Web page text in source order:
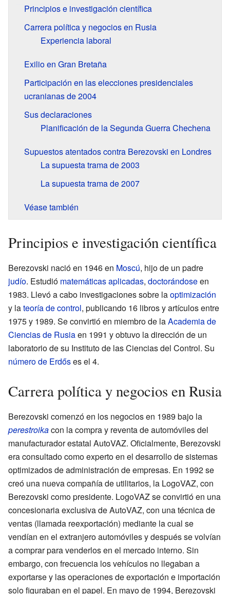
Principios e investigación científica
Carrera política y negocios en Rusia
Experiencia laboral
Exilio en Gran Bretaña
Participación en las elecciones presidenciales
ucranianas de 2004
Sus declaraciones
Planificación de la Segunda Guerra Chechena
Supuestos atentados contra Berezovski en Londres
La supuesta trama de 2003
La supuesta trama de 2007
Véase también
Principios e investigación científica
Berezovski nació en 1946 en Moscú, hijo de un padre
judío. Estudió matemáticas aplicadas, doctorándoseen
1983. Llevó a cabo investigaciones sobre laoptimización
y lateoría de control, publicando 16 libros y artículos entre
1975 y 1989. Se convirtió en miembro de laAcademia de
Ciencias de Rusiaen 1991 y obtuvo la dirección de un
laboratorio de su Instituto de las Ciencias del Control. Su
número de Erdőses el 4.
Carrera política y negocios en Rusia
Berezovski comenzó en los negocios en 1989 bajo la
perestroikacon la compra y reventa de automóviles del
manufacturador estatal AutoVAZ. Oficialmente, Berezovski
era consultado como experto en el desarrollo de sistemas
optimizados de administración de empresas. En 1992 se
creó una nueva compañía de utilitarios, la LogoVAZ, con
Berezovski como presidente. LogoVAZ se convirtió en una
concesionaria exclusiva de AutoVAZ, con una técnica de
ventas (llamada reexportación) mediante la cual se
vendían en el extranjero automóviles y después se volvían
a comprar para venderlos en el mercado interno. Sin
embargo, con frecuencia los vehículos no llegaban a
exportarse y las operaciones de exportación e importación
solo figuraban en el papel. En mayo de 1994, Berezovski